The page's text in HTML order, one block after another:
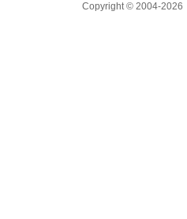
Copyright © 2004-2026